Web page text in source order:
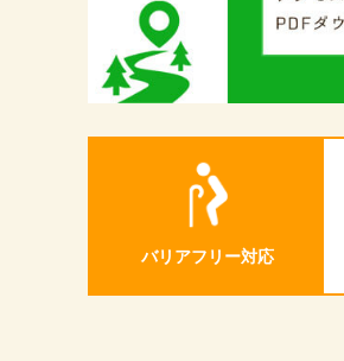
バリアフリー対応